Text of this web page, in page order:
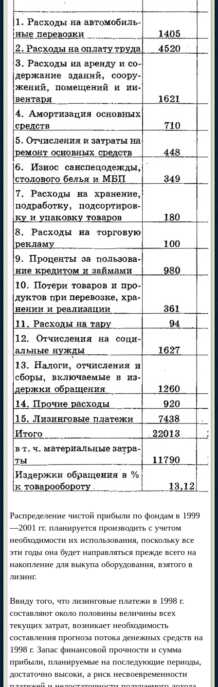
Распределение чистой прибыли по фондам в 1999
—2001 гг. планируется производить с учетом
необходимости их использования, поскольку все
эти годы она будет направляться прежде всего на
накопление для выкупа оборудования, взятого в
лизинг.
Ввиду того, что лизинговые платежи в 1998 г.
составляют около половины величины всех
текущих затрат, возникает необходимость
составления прогноза потока денежных средств на
1998 г. Запас финансовой прочности и сумма
прибыли, планируемые на последующие периоды,
достаточно высоки, а риск несвоевременности